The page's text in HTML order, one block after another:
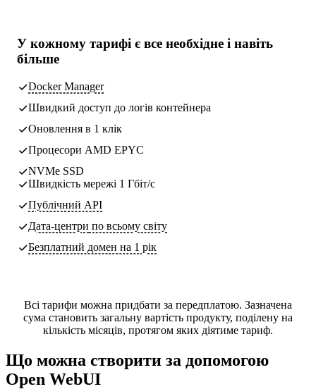
У кожному тарифі є все необхідне і навіть
більше
Docker Manager
Швидкий доступ до логів контейнера
Оновлення в 1 клік
Процесори AMD EPYC
NVMe SSD
Швидкість мережі 1 Гбіт/с
Публічний API
Дата-центри по всьому світу
Безплатний домен на 1 рік
Всі тарифи можна придбати за передплатою. Зазначена
сума становить загальну вартість продукту, поділену на
кількість місяців, протягом яких діятиме тариф.
Що можна створити за допомогою
Open WebUI